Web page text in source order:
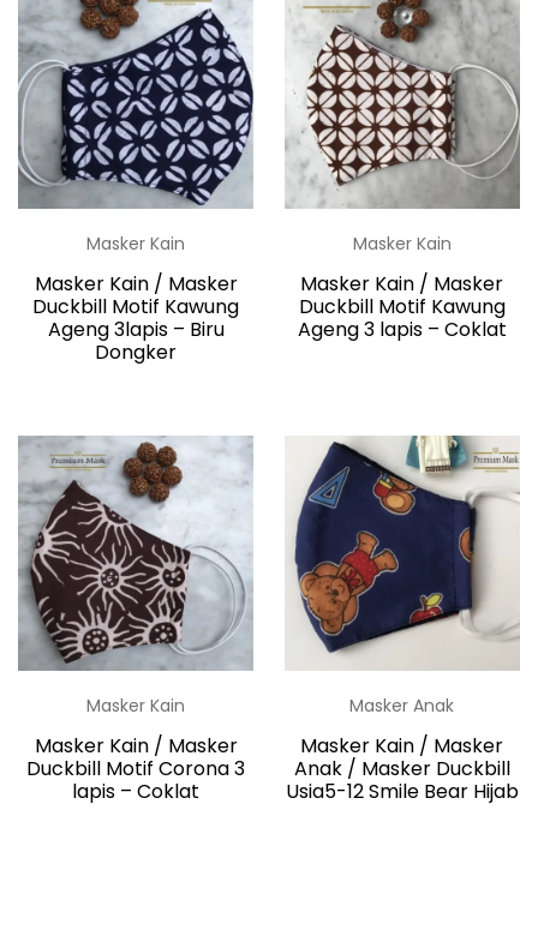
Masker Kain
Masker Kain / Masker
Duckbill Motif Kawung
Ageng 3lapis – Biru
Dongker
Masker Kain
Masker Kain / Masker
Duckbill Motif Kawung
Ageng 3 lapis – Coklat
Masker Kain
Masker Kain / Masker
Duckbill Motif Corona 3
lapis – Coklat
Masker Anak
Masker Kain / Masker
Anak / Masker Duckbill
Usia5-12 Smile Bear Hijab